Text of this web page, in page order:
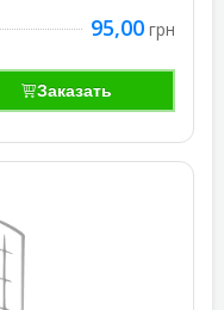
95,00 грн
Заказать